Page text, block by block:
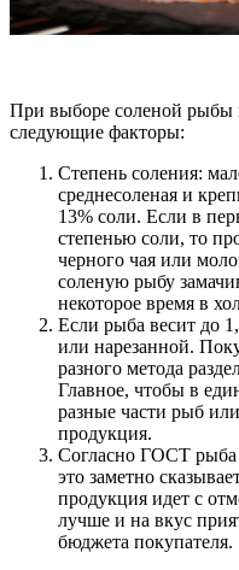
При выборе соленой рыбы
следующие факторы:
Степень соления:
среднесоленая и
13% соли. Если в
степенью соли, то
черного чая или
соленую рыбу
некоторое время в
Если рыба весит до
или нарезанной.
разного метода
Главное, чтобы в
разные части рыб
продукция.
Согласно ГОСТ рыба
это заметно
продукция идет с
лучше и на вкус
бюджета покупателя.